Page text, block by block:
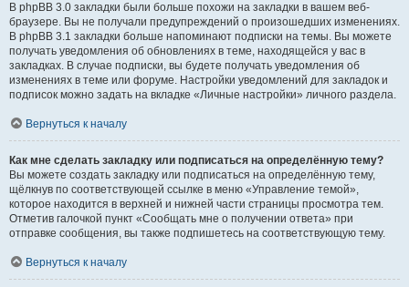
В phpBB 3.0 закладки были больше похожи на закладки в вашем веб-
браузере. Вы не получали предупреждений о произошедших изменениях.
В phpBB 3.1 закладки больше напоминают подписки на темы. Вы можете
получать уведомления об обновлениях в теме, находящейся у вас в
закладках. В случае подписки, вы будете получать уведомления об
изменениях в теме или форуме. Настройки уведомлений для закладок и
подписок можно задать на вкладке «Личные настройки» личного раздела.
Вернуться к началу
Как мне сделать закладку или подписаться на определённую тему?
Вы можете создать закладку или подписаться на определённую тему,
щёлкнув по соответствующей ссылке в меню «Управление темой»,
которое находится в верхней и нижней части страницы просмотра тем.
Отметив галочкой пункт «Сообщать мне о получении ответа» при
отправке сообщения, вы также подпишетесь на соответствующую тему.
Вернуться к началу